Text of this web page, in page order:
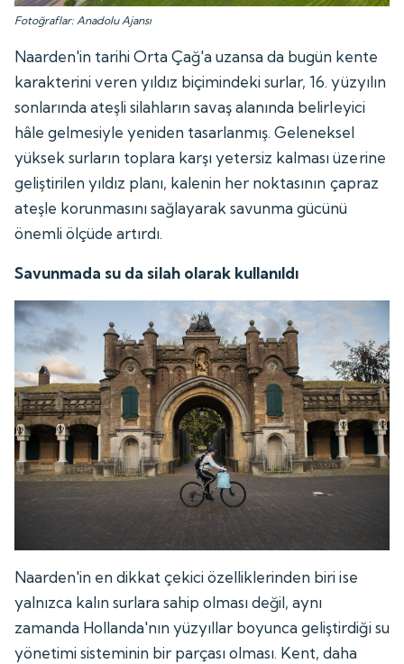
Fotoğraflar: Anadolu Ajansı
Naarden'in tarihi Orta Çağ'a uzansa da bugün kente
karakterini veren yıldız biçimindeki surlar, 16. yüzyılın
sonlarında ateşli silahların savaş alanında belirleyici
hâle gelmesiyle yeniden tasarlanmış. Geleneksel
yüksek surların toplara karşı yetersiz kalması üzerine
geliştirilen yıldız planı, kalenin her noktasının çapraz
ateşle korunmasını sağlayarak savunma gücünü
önemli ölçüde artırdı.
Savunmada su da silah olarak kullanıldı
Naarden'in en dikkat çekici özelliklerinden biri ise
yalnızca kalın surlara sahip olması değil, aynı
zamanda Hollanda'nın yüzyıllar boyunca geliştirdiği su
yönetimi sisteminin bir parçası olması. Kent, daha